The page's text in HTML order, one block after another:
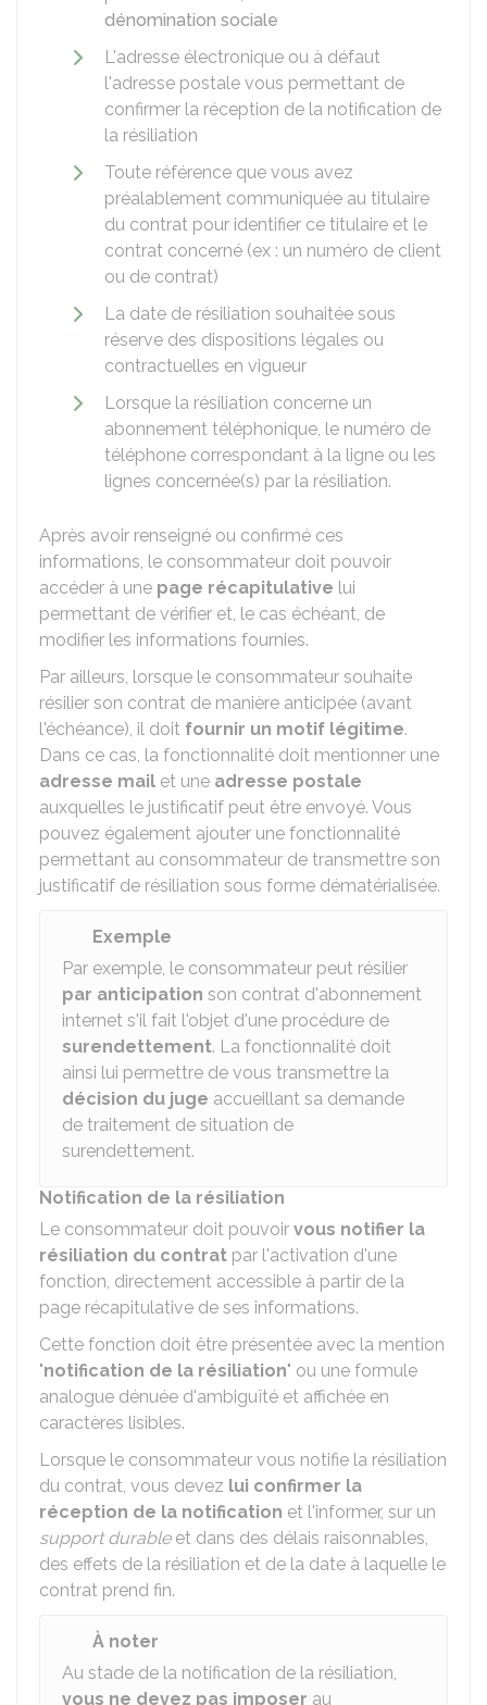
dénomination sociale
L'adresse électronique ou à défaut
l'adresse postale vous permettant de
confirmer la réception de la notification de
la résiliation
Toute référence que vous avez
préalablement communiquée au titulaire
du contrat pour identifier ce titulaire et le
contrat concerné (ex : un numéro de client
ou de contrat)
La date de résiliation souhaitée sous
réserve des dispositions légales ou
contractuelles en vigueur
Lorsque la résiliation concerne un
abonnement téléphonique, le numéro de
téléphone correspondant à la ligne ou les
lignes concernée(s) par la résiliation.
Après avoir renseigné ou confirmé ces
informations, le consommateur doit pouvoir
accéder à une page récapitulative lui
permettant de vérifier et, le cas échéant, de
modifier les informations fournies.
Par ailleurs, lorsque le consommateur souhaite
résilier son contrat de manière anticipée (avant
l'échéance), il doit fournir un motif légitime.
Dans ce cas, la fonctionnalité doit mentionner une
adresse mail et une adresse postale
auxquelles le justificatif peut être envoyé. Vous
pouvez également ajouter une fonctionnalité
permettant au consommateur de transmettre son
justificatif de résiliation sous forme dématérialisée.
Exemple
Par exemple, le consommateur peut résilier
par anticipation son contrat d'abonnement
internet s'il fait l'objet d'une procédure de
surendettement. La fonctionnalité doit
ainsi lui permettre de vous transmettre la
décision du juge accueillant sa demande
de traitement de situation de
surendettement.
Notification de la résiliation
Le consommateur doit pouvoir vous notifier la
résiliation du contrat par l'activation d'une
fonction, directement accessible à partir de la
page récapitulative de ses informations.
Cette fonction doit être présentée avec la mention
"notification de la résiliation" ou une formule
analogue dénuée d'ambiguïté et affichée en
caractères lisibles.
Lorsque le consommateur vous notifie la résiliation
du contrat, vous devez lui confirmer la
réception de la notification et l'informer, sur un
support durableet dans des délais raisonnables,
des effets de la résiliation et de la date à laquelle le
contrat prend fin.
À noter
Au stade de la notification de la résiliation,
vous ne devez pas imposer au